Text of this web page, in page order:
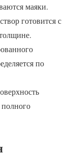
маяки.
готовится с
по